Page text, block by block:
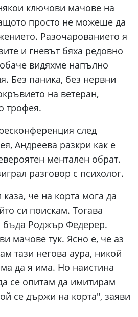
ключови мачове на
просто не можеше да
Разочарованието я
и гневът бяха редовно
видяхме напълно
Без паника, без нервни
на ветеран,
трофея.
след
Андреева разкри как е
ментален обрат.
разговор с психолог.
че на корта мога да
си поискам. Тогава
бъда Роджър Федерер.
мачове тук. Ясно е, че аз
тази негова аура, никой
да я има. Но наистина
се опитам да имитирам
се държи на корта", заяви